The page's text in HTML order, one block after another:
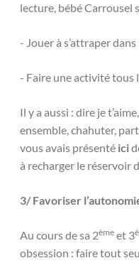
lecture, bébé Carrousel
- Jouer à s’attraper
- Faire une activité tous
Il y a aussi : dire je
ensemble, chahuter,
vous avais présenté ici
à recharger le réservoir
3/ Favoriser
Au cours de sa 2ème et 3
obsession : faire tout